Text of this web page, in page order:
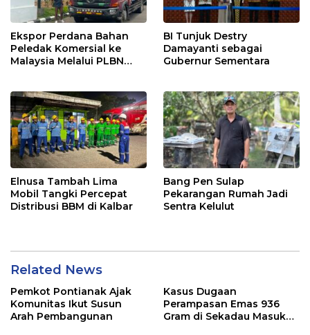
Ekspor Perdana Bahan
Peledak Komersial ke
Malaysia Melalui PLBN
BI Tunjuk Destry
Damayanti sebagai
Gubernur Sementara
Elnusa Tambah Lima
Mobil Tangki Percepat
Distribusi BBM di Kalbar
Bang Pen Sulap
Pekarangan Rumah Jadi
Sentra Kelulut
Related News
Pemkot Pontianak Ajak
Komunitas Ikut Susun
Arah Pembangunan
Kasus Dugaan
Perampasan Emas 936
Gram di Sekadau Masuk